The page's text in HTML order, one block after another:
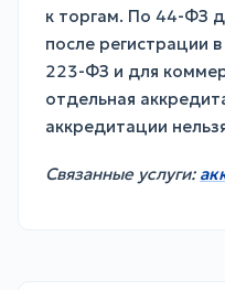
к торгам. По 44-ФЗ
после регистрации
223-ФЗ и для
отдельная
аккредитации
Связанные услуги: